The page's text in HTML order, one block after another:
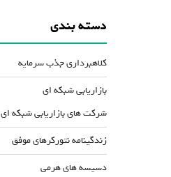
دسته بندی
کلاهبرداری جذب سرمایه
بازاریابی شبکه ای
شرکت های بازاریابی شبکه ای
زندگینامه نتورکرهای موفق
دسیسه های هرمی